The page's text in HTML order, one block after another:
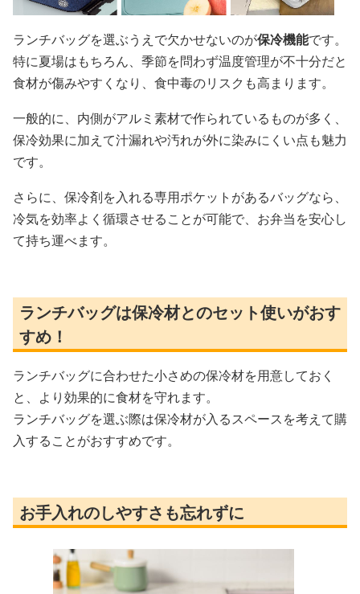
ランチバッグを選ぶうえで欠かせないのが保冷機能です。
特に夏場はもちろん、季節を問わず温度管理が不十分だと
食材が傷みやすくなり、食中毒のリスクも高まります。
一般的に、内側がアルミ素材で作られているものが多く、
保冷効果に加えて汁漏れや汚れが外に染みにくい点も魅力
です。
さらに、保冷剤を入れる専用ポケットがあるバッグなら、
冷気を効率よく循環させることが可能で、お弁当を安心し
て持ち運べます。
ランチバッグは保冷材とのセット使いがおす
すめ！
ランチバッグに合わせた小さめの保冷材を用意しておく
と、より効果的に食材を守れます。
ランチバッグを選ぶ際は保冷材が入るスペースを考えて購
入することがおすすめです。
お手入れのしやすさも忘れずに